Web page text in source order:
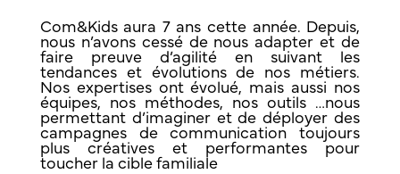
Com&Kids aura 7 ans cette année. Depuis,
nous n’avons cessé de nous adapter et de
faire preuve d’agilité en suivant les
tendances et évolutions de nos métiers.
Nos expertises ont évolué, mais aussi nos
équipes, nos méthodes, nos outils …nous
permettant d’imaginer et de déployer des
campagnes de communication toujours
plus créatives et performantes pour
toucher la cible familiale